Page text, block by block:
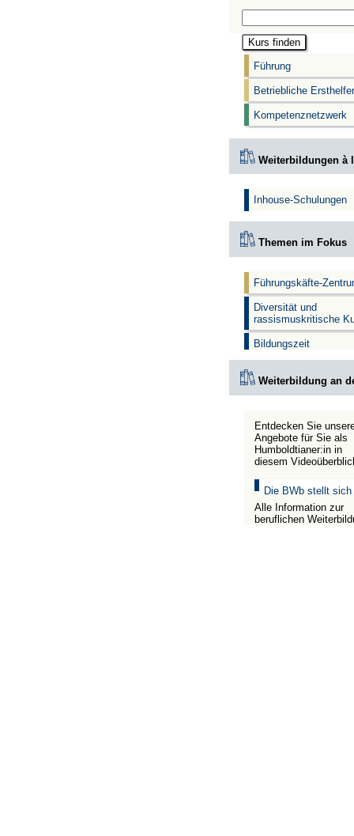
Führung
Betriebliche
Kompetenznetzwerk
Weiterbildungen à
Inhouse-Schulungen
Themen im Fokus
Führungskäfte-
Diversität und
rassismuskritische
Bildungszeit
Weiterbildung an
Entdecken Sie
Angebote für Sie als
Humboldtianer:in in
diesem
Die BWb stellt sich
Alle Information zur
beruflichen